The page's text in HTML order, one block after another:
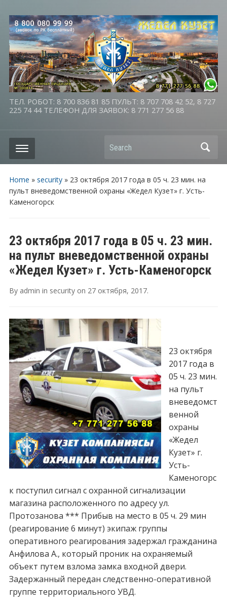
ТЕЛ. РОБОТ: 8 700 836 81 85 ПУЛЬТ: 8 707 708 42 52, 8 727
225 74 44 ТЕЛЕФОН ДЛЯ ЗАЯВОК: 8 771 277 56 88
Search
Home » security» 23 октября 2017 года в 05 ч. 23 мин. на
пульт вневедомственной охраны «Жедел Кузет» г. Усть-
Каменогорск
23 октября 2017 года в 05 ч. 23 мин.
на пульт вневедомственной охраны
«Жедел Кузет» г. Усть-Каменогорск
By admin in securityon 27 октября, 2017.
23 октября
2017 года в
05 ч. 23 мин.
на пульт
вневедомст
венной
охраны
«Жедел
Кузет» г.
Усть-
Каменогорс
к поступил сигнал с охранной сигнализации
магазина расположенного по адресу ул.
Протозанова *** Прибыв на место в 05 ч. 29 мин
(реагирование 6 минут) экипаж группы
оперативного реагирования задержал гражданина
Анфилова А., который проник на охраняемый
объект путем взлома замка входной двери.
Задержанный передан следственно-оперативной
группе территориального УВД.